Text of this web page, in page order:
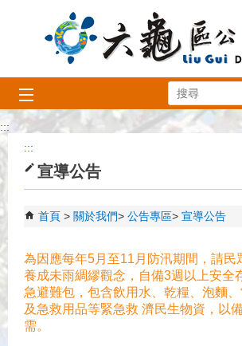
跳到主要內容區塊
:::
:::
宣導公告
首頁 關於我們 公告專區 宣導公告
為因應每年5月至11月防汛期間，請民
養成未雨綢繆觀念，自備3週以上安全
急避難包，包含飲用水、乾糧、泡麵
及急救用品等緊急救 濟民生物資，以
需。